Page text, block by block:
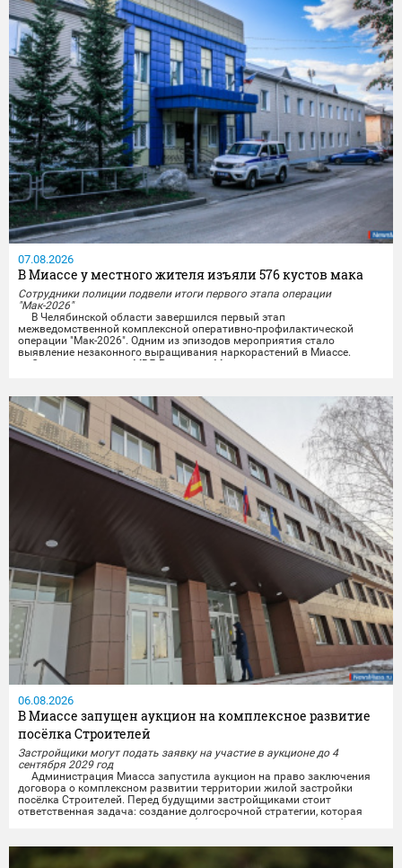
07.08.2026
В Миассе у местного жителя изъяли 576 кустов мака
Сотрудники полиции подвели итоги первого этапа операции
"Мак-2026"
В Челябинской области завершился первый этап
межведомственной комплексной оперативно-профилактической
операции "Мак-2026". Одним из эпизодов мероприятия стало
выявление незаконного выращивания наркорастений в Миассе.
Сотрудники отдела МВД России по Миассу совместно с
жителя,...
06.08.2026
В Миассе запущен аукцион на комплексное развитие
посёлка Строителей
Застройщики могут подать заявку на участие в аукционе до 4
сентября 2029 год
Администрация Миасса запустила аукцион на право заключения
договора о комплексном развитии территории жилой застройки
посёлка Строителей.️ Перед будущими застройщиками стоит
ответственная задача: создание долгосрочной стратегии, которая
свяжет разные важные элементы (жильё, транспорт, досуг, рабочие
улучшили повседневную жизнь...